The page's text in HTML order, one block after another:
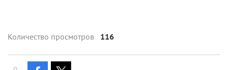
Количество просмотров 116